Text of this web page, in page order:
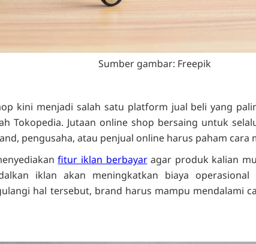
Sumber gambar: Freepik
kini menjadi salah satu platform jual beli yang
Tokopedia. Jutaan online shop bersaing untuk
pengusaha, atau penjual online harus paham cara
fitur iklan berbayaragar produk kalian
iklan akan meningkatkan biaya
hal tersebut, brand harus mampu mendalami